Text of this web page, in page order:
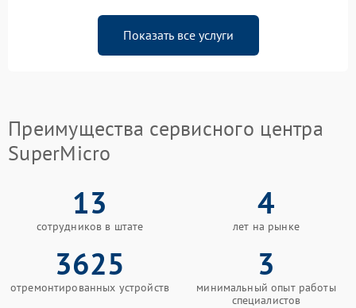
Показать все услуги
Преимущества сервисного центра
SuperMicro
13
сотрудников в штате
4
лет на рынке
3625
отремонтированных устройств
3
минимальный опыт работы
специалистов